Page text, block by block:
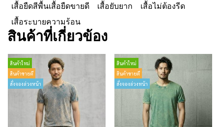
เสื้อยืดสีพื้นเสื้อยืดขายดี
เสื้อยับยาก
เสื้อไม่ต้องรีด
เสื้อระบายความร้อน
สินค้าที่เกี่ยวข้อง
สินค้าใหม่
สินค้าขายดี
สั่งจองล่วงหน้า
สินค้าใหม่
สินค้าขายดี
สั่งจองล่วงหน้า